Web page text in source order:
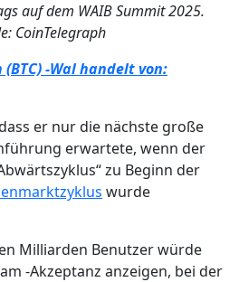
auf dem WAIB Summit 2025.
CoinTelegraph
-Wal handelt von:
er nur die nächste große
erwartete, wenn der
zu Beginn der
wurde
Milliarden Benutzer würde
-Akzeptanz anzeigen, bei der